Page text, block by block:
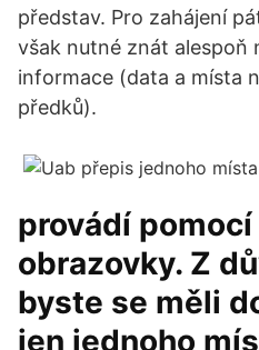
představ. Pro zahájení
však nutné znát alespoň
informace (data a místa
předků).
provádí
obrazovky. Z
byste se měli
jen jednoho